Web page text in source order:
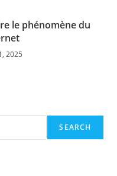
le phénomène du
2025
SEARCH